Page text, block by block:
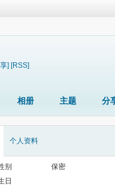
] [RSS]
相册 主题 分
个人资料
别
保密
日